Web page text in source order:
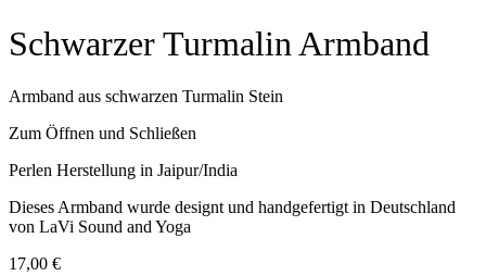
Schwarzer Turmalin Armband
Armband aus schwarzen Turmalin Stein
Zum Öffnen und Schließen
Perlen Herstellung in Jaipur/India
Dieses Armband wurde designt und handgefertigt in Deutschland
von LaVi Sound and Yoga
17,00 €